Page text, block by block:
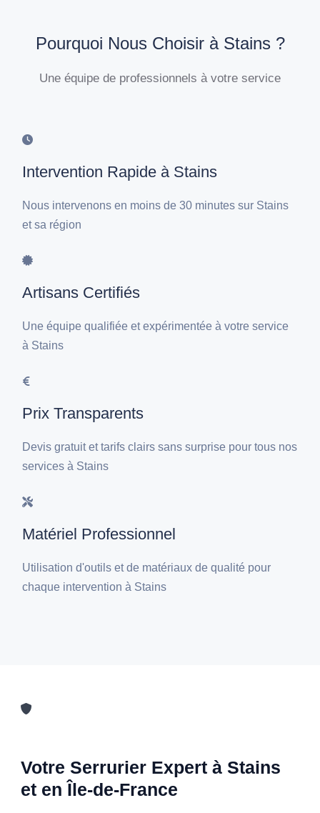
Pourquoi Nous Choisir à Stains ?
Une équipe de professionnels à votre service
Intervention Rapide à Stains
Nous intervenons en moins de 30 minutes sur Stains
et sa région
Artisans Certifiés
Une équipe qualifiée et expérimentée à votre service
à Stains
Prix Transparents
Devis gratuit et tarifs clairs sans surprise pour tous nos
services à Stains
Matériel Professionnel
Utilisation d'outils et de matériaux de qualité pour
chaque intervention à Stains
Votre Serrurier Expert à Stains
et en Île-de-France